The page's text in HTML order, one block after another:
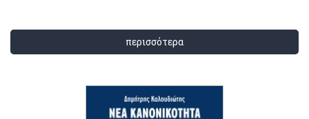
περισσότερα